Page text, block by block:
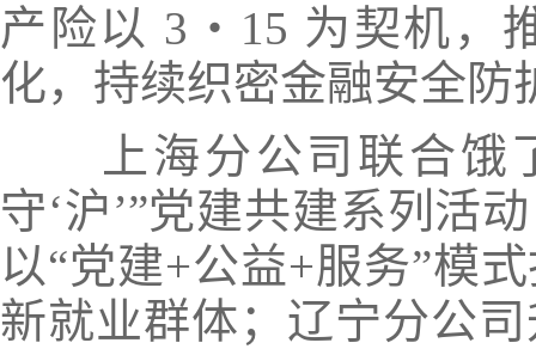
产险以 3・15 为契机，
化，持续织密金融安全防
上海分公司联合
守‘沪’”党建共建系列活动
以“党建+公益+服务”模
新就业群体； 辽宁分公司